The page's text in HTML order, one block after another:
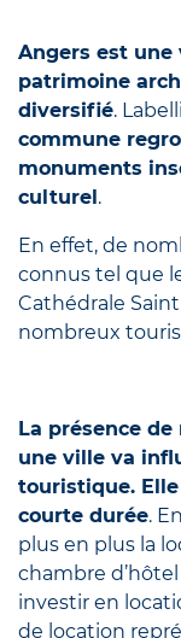
Angers est une
patrimoine
diversifié.
commune
monuments
culturel.
En effet, de
connus tel que
Cathédrale
nombreux
La présence
une ville va
touristique.
courte durée.
plus en plus la
chambre
investir en
de location